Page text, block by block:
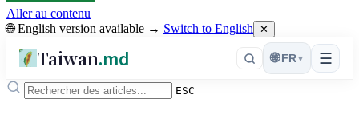
Aller au contenu
🌐 English version available → Switch to English ✕
Taiwan.md ☰
🌐 FR ▾
ESC